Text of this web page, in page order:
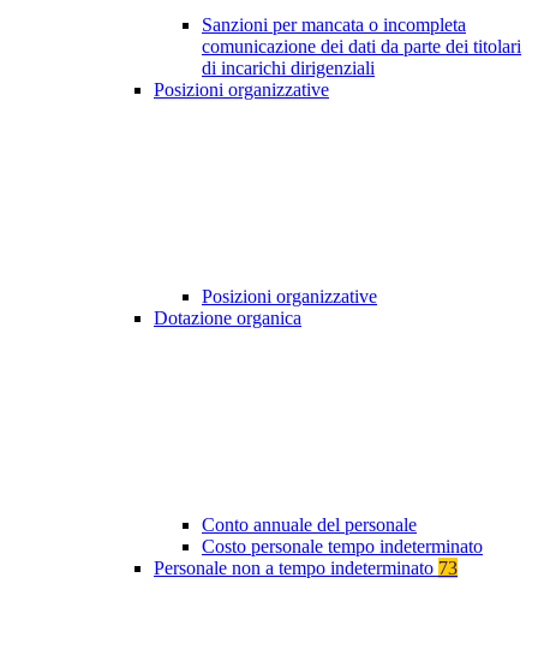
Sanzioni per mancata o incompleta
comunicazione dei dati da parte dei titolari
di incarichi dirigenziali
Posizioni organizzative
Posizioni organizzative
Dotazione organica
Conto annuale del personale
Costo personale tempo indeterminato
Personale non a tempo indeterminato 73